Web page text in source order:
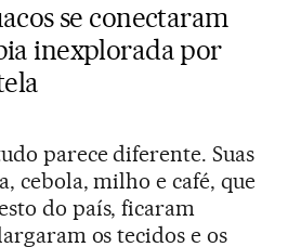
se conectaram
inexplorada por
parece diferente. Suas
cebola, milho e café, que
do país, ficaram
os tecidos e os